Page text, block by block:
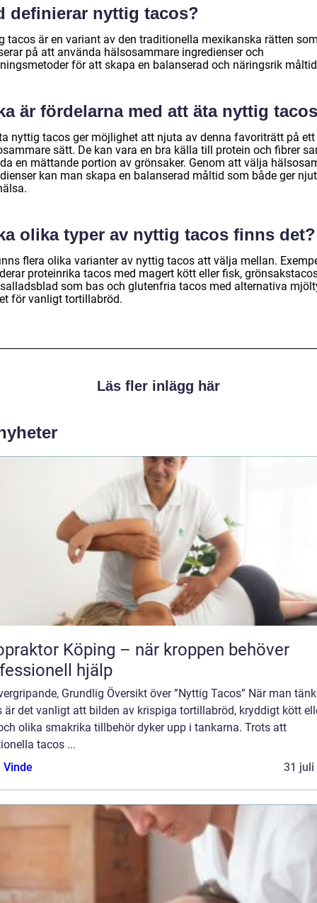
definierar nyttig tacos?
tacos är en variant av den traditionella mexikanska rätten
på att använda hälsosammare ingredienser och
för att skapa en balanserad och näringsrik
är fördelarna med att äta nyttig
nyttig tacos ger möjlighet att njuta av denna favoriträtt på ett
sätt. De kan vara en bra källa till protein och fibrer
en mättande portion av grönsaker. Genom att välja
kan man skapa en balanserad måltid som både ger
olika typer av nyttig tacos finns det?
flera olika varianter av nyttig tacos att välja mellan.
proteinrika tacos med magert kött eller fisk,
som bas och glutenfria tacos med alternativa
för vanligt tortillabröd.
Läs fler inlägg här
Köping – när kroppen behöver
hjälp
Grundlig Översikt över ”Nyttig Tacos” När man
är det vanligt att bilden av krispiga tortillabröd, kryddigt kött
olika smakrika tillbehör dyker upp i tankarna. Trots att
tacos ...
Vinde
31 juli